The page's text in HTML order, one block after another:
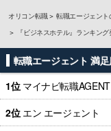
オリコン転職 転職エージェン
『ビジネスホテル』ランキング
転職エージェント 満
1位 マイナビ転職AGENT
2位 エン エージェント